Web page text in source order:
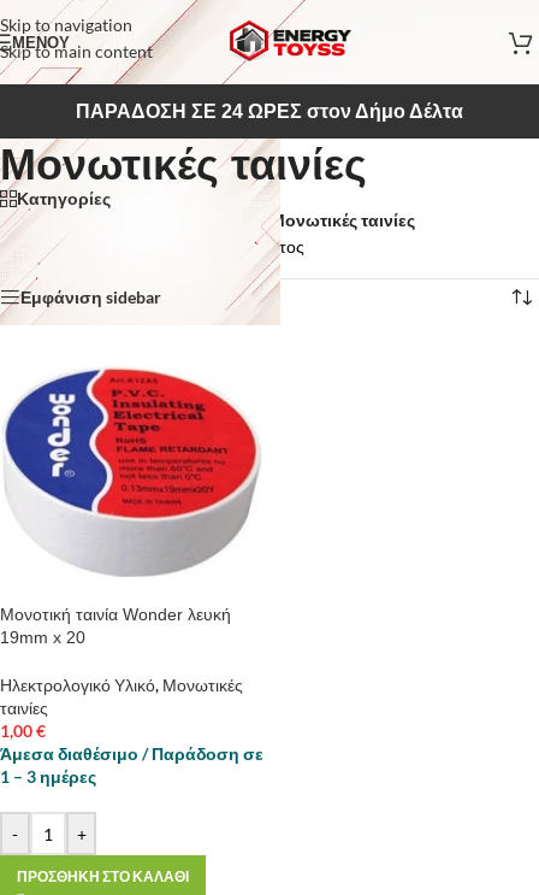
Skip to navigation
Skip to main content
ΜΕΝΟΥ
ΠΑΡΑΔΟΣΗ ΣΕ 24 ΩΡΕΣ στον Δήμο Δέλτα
Μονωτικές ταινίες
Κατηγορίες
Αρχική σελίδα
Ηλεκτρολογικό Υλικό/Μονωτικές ταινίες
Εμφάνιση του μοναδικού αποτελέσματος
Εμφάνιση sidebar
Μονοτική ταινία Wonder λευκή
19mm x 20
Ηλεκτρολογικό Υλικό, Μονωτικές
ταινίες
1,00€
Άμεσα διαθέσιμο / Παράδοση σε
1 – 3 ημέρες
- +
ΠΡΟΣΘΗΚΗ ΣΤΟ ΚΑΛΑΘΙ